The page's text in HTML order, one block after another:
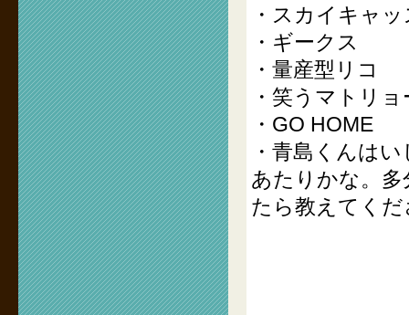
・スカイキャ
・ギークス
・量産型リコ
・笑うマトリ
・GO HOME
・青島くんは
あたりかな。
たら教えてく